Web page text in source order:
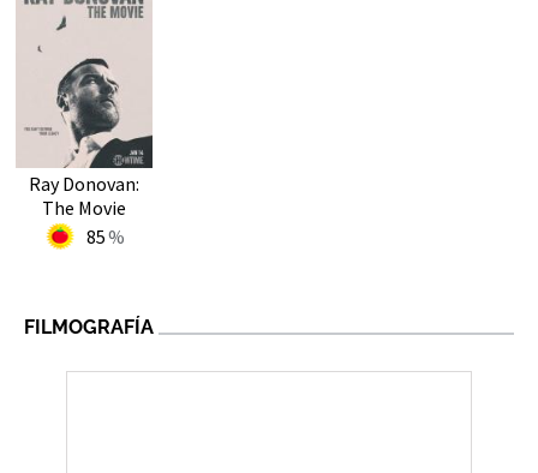
Ray Donovan:
The Movie
85
FILMOGRAFÍA